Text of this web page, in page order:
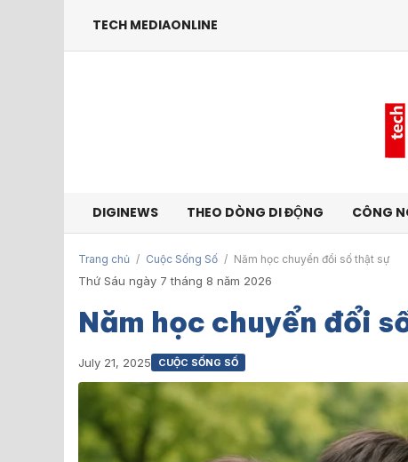
TECH MEDIAONLINE
DIGINEWS THEO DÒNG DI ĐỘNG CÔNG
Trang chủ / Cuộc Sống Số / Năm học chuyển đổi số thật sự
Thứ Sáu ngày 7 tháng 8 năm 2026
Năm học chuyển đổi
July 21, 2025 CUỘC SỐNG SỐ